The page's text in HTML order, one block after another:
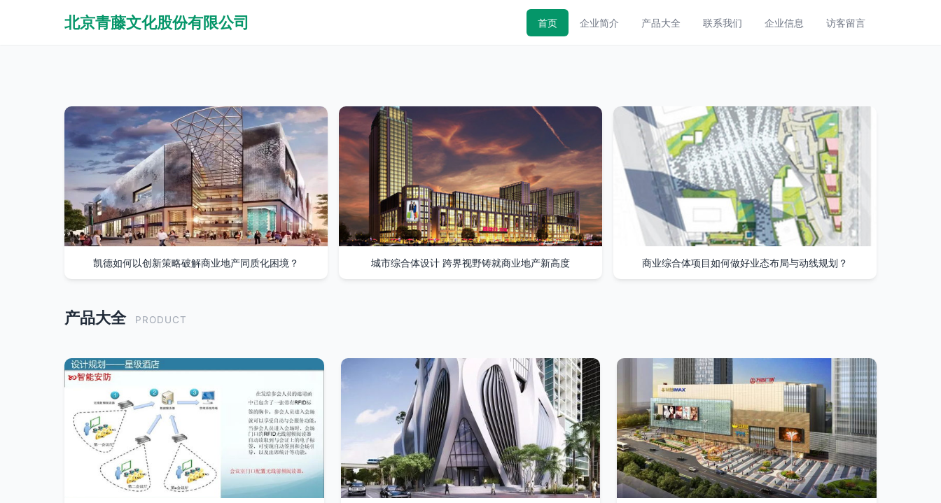
北京青藤文化股份有限公司 首页 企业简介 产品大全 联系我们 企业信息 访客留言
凯德如何以创新策略破解商业地产同质化困境？ 城市综合体设计 跨界视野铸就商业地产新高度 商业综合体项目如何做好业态布局与动线规划？
产品大全 PRODUCT